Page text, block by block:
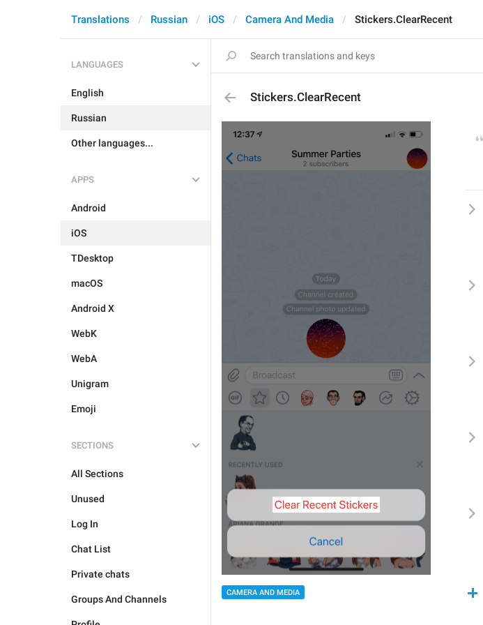
Translations Russian iOS Camera And Media Stickers.ClearRecent
LANGUAGES
English
Russian
Other languages...
APPS
Android
iOS
TDesktop
macOS
Android X
WebK
WebA
Unigram
Emoji
SECTIONS
All Sections
Unused
Log In
Chat List
Private chats
Groups And Channels
Stickers.ClearRecent
CAMERA AND MEDIA